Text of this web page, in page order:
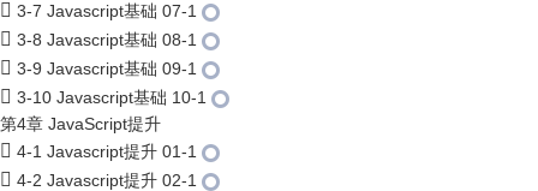
3-7 Javascript基础 07-1
3-8 Javascript基础 08-1
3-9 Javascript基础 09-1
3-10 Javascript基础 10-1
第4章 JavaScript提升
4-1 Javascript提升 01-1
4-2 Javascript提升 02-1